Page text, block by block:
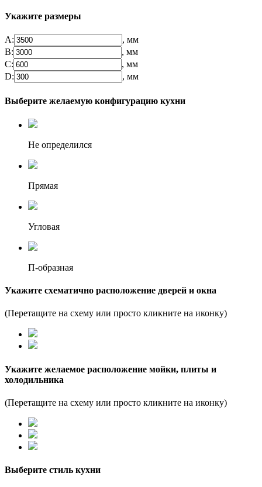
Укажите размеры
А:
, мм
B:
, мм
C:
, мм
D:
, мм
Выберите желаемую конфигурацию кухни
Не определился
Прямая
Угловая
П-образная
Укажите схематично расположение дверей и окна
(Перетащите на схему или просто кликните на иконку)
Укажите желаемое расположение мойки, плиты и
холодильника
(Перетащите на схему или просто кликните на иконку)
Выберите стиль кухни